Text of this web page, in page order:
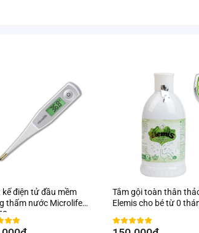
kế điện tử đầu mềm
thấm nước Microlife
Tắm gội toàn thân
Elemis cho bé từ 0